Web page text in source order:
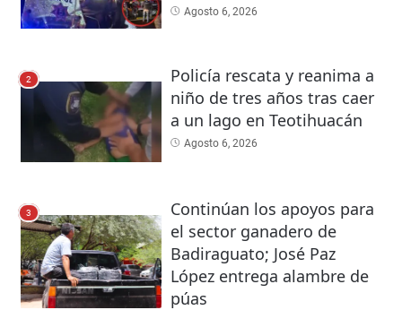
Agosto 6, 2026
2
Policía rescata y reanima a
niño de tres años tras caer
a un lago en Teotihuacán
Agosto 6, 2026
3
Continúan los apoyos para
el sector ganadero de
Badiraguato; José Paz
López entrega alambre de
púas